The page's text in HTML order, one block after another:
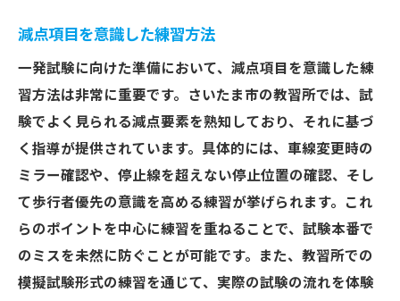
減点項目を意識した練習方法
一発試験に向けた準備において、減点項目を意識した練
習方法は非常に重要です。さいたま市の教習所では、試
験でよく見られる減点要素を熟知しており、それに基づ
く指導が提供されています。具体的には、車線変更時の
ミラー確認や、停止線を超えない停止位置の確認、そし
て歩行者優先の意識を高める練習が挙げられます。これ
らのポイントを中心に練習を重ねることで、試験本番で
のミスを未然に防ぐことが可能です。また、教習所での
模擬試験形式の練習を通じて、実際の試験の流れを体験